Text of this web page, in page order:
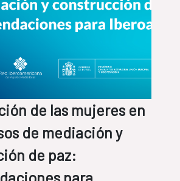
de las mujeres en
de mediación y
de paz: